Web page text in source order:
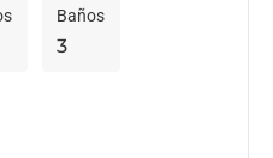
3
Baños